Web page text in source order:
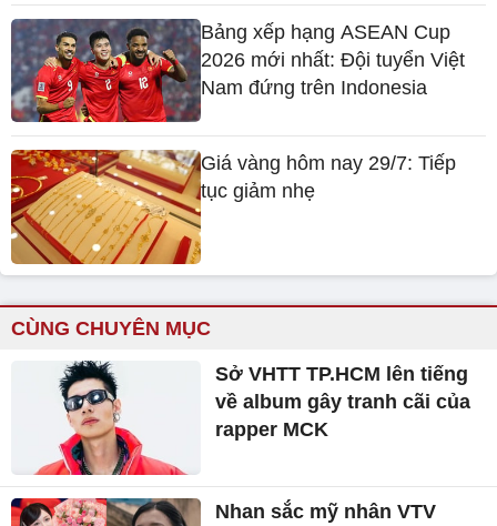
Bảng xếp hạng ASEAN Cup
2026 mới nhất: Đội tuyển Việt
Nam đứng trên Indonesia
Giá vàng hôm nay 29/7: Tiếp
tục giảm nhẹ
CÙNG CHUYÊN MỤC
Sở VHTT TP.HCM lên tiếng
về album gây tranh cãi của
rapper MCK
Nhan sắc mỹ nhân VTV